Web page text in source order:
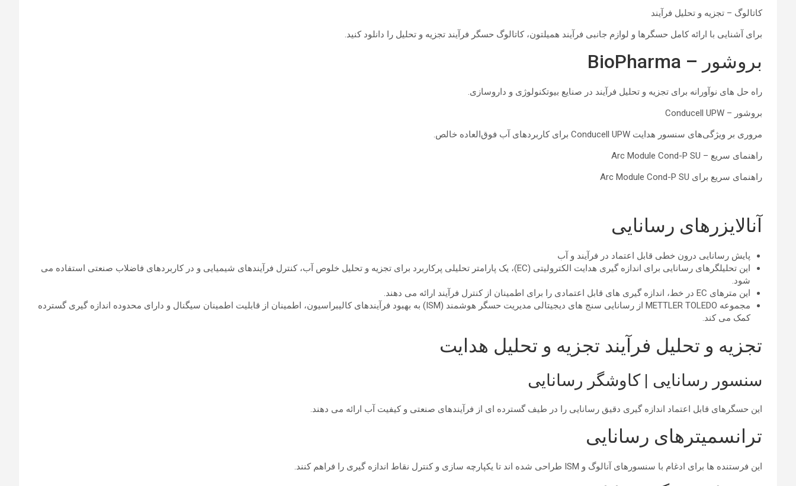
کاتالوگ – تجزیه و تحلیل فرآیند
برای آشنایی با ارائه کامل حسگرها و لوازم جانبی فرآیند همیلتون، کاتالوگ حسگر فرآیند تجزیه و تحلیل را دانلود کنید.
بروشور – BioPharma
راه حل های نوآورانه برای تجزیه و تحلیل فرآیند در صنایع بیوتکنولوژی و داروسازی.
بروشور – Conducell UPW
مروری بر ویژگی‌های سنسور هدایت Conducell UPW برای کاربردهای آب فوق‌العاده خالص.
راهنمای سریع – Arc Module Cond-P SU
راهنمای سریع برای Arc Module Cond-P SU
آنالایزرهای رسانایی
پایش رسانایی درون خطی قابل اعتماد در فرآیند و آب
این تحلیلگرهای رسانایی برای اندازه گیری هدایت الکترولیتی (EC)، یک پارامتر تحلیلی پرکاربرد برای تجزیه و تحلیل خلوص آب، کنترل فرآیندهای شیمیایی و در کاربردهای فاضلاب صنعتی استفاده می
شود.
این مترهای EC در خط، اندازه گیری های قابل اعتمادی را برای اطمینان از کنترل فرآیند ارائه می دهند.
مجموعه METTLER TOLEDO از رسانایی سنج های دیجیتالی مدیریت حسگر هوشمند (ISM) به بهبود فرآیندهای کالیبراسیون، اطمینان از قابلیت اطمینان سیگنال و دارای محدوده اندازه گیری گسترده
کمک می کند.
تجزیه و تحلیل فرآیند تجزیه و تحلیل هدایت
سنسور رسانایی | کاوشگر رسانایی
این حسگرهای قابل اعتماد اندازه گیری دقیق رسانایی را در طیف گسترده ای از فرآیندهای صنعتی و کیفیت آب ارائه می دهند.
ترانسمیترهای رسانایی
این فرستنده ها برای ادغام با سنسورهای آنالوگ و ISM طراحی شده اند تا یکپارچه سازی و کنترل نقاط اندازه گیری را فراهم کنند.